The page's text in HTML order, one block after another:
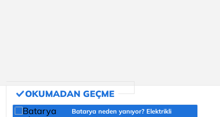
Batarya neden yanıyor? Elektrikli